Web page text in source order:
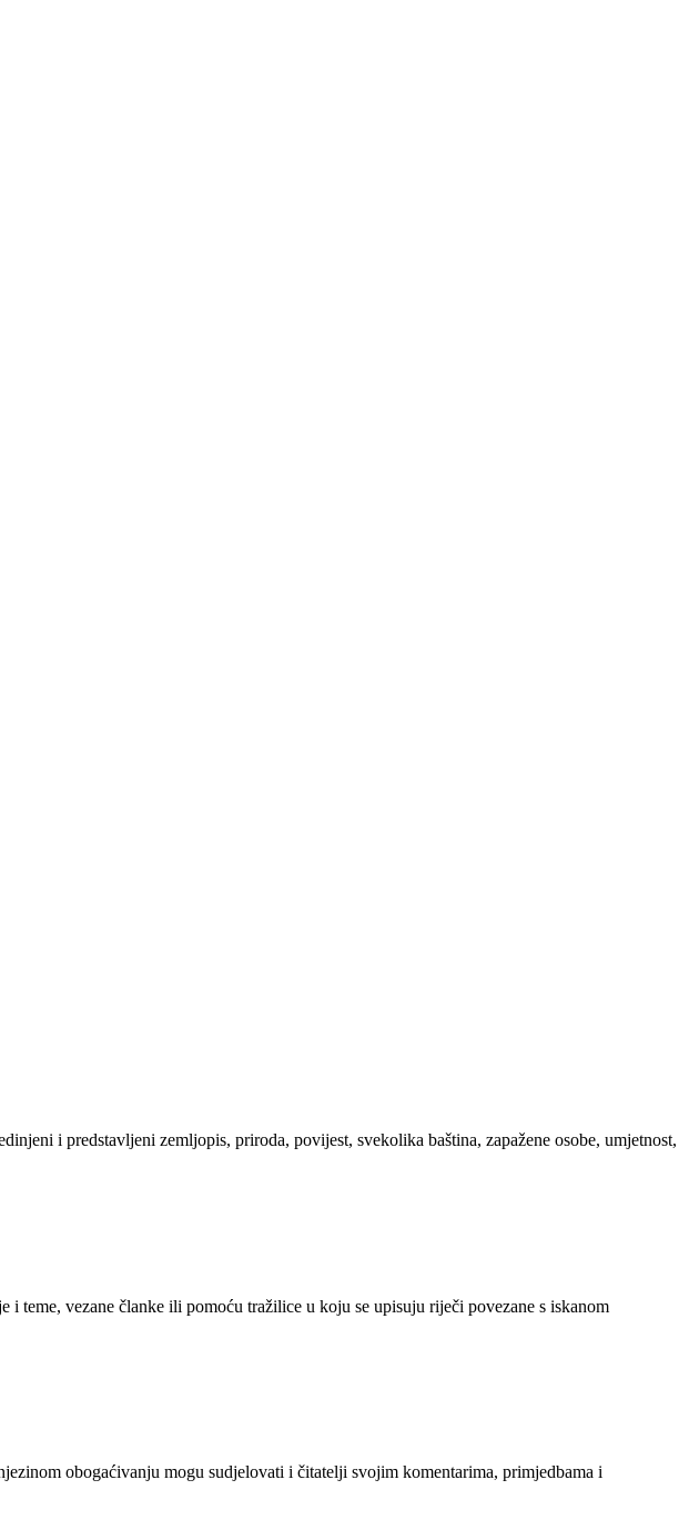
i predstavljeni zemljopis, priroda, povijest, svekolika baština, zapažene osobe, umjetnost,
i teme, vezane članke ili pomoću tražilice u koju se upisuju riječi povezane s iskanom
obogaćivanju mogu sudjelovati i čitatelji svojim komentarima, primjedbama i